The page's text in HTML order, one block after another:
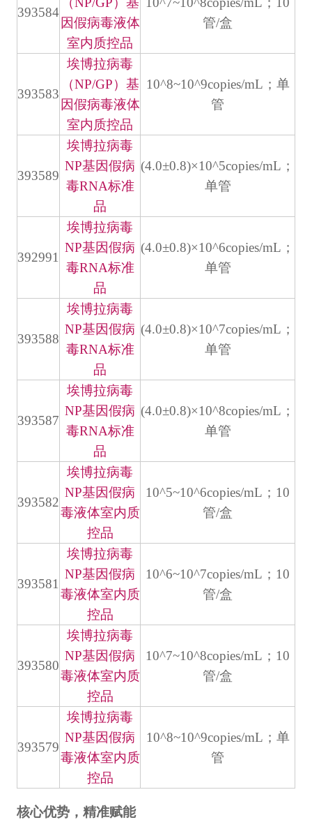
393584
因假病毒液体
室内质控品
管/盒
393583
埃博拉病毒
（NP/GP）基
因假病毒液体
室内质控品
10^8~10^9copies/mL；单
管
393589
埃博拉病毒
NP基因假病
毒RNA标准
品
(4.0±0.8)×10^5copies/mL；
单管
392991
埃博拉病毒
NP基因假病
毒RNA标准
品
(4.0±0.8)×10^6copies/mL；
单管
393588
埃博拉病毒
NP基因假病
毒RNA标准
品
(4.0±0.8)×10^7copies/mL；
单管
393587
埃博拉病毒
NP基因假病
毒RNA标准
品
(4.0±0.8)×10^8copies/mL；
单管
393582
埃博拉病毒
NP基因假病
毒液体室内质
控品
10^5~10^6copies/mL；10
管/盒
393581
埃博拉病毒
NP基因假病
毒液体室内质
控品
10^6~10^7copies/mL；10
管/盒
393580
埃博拉病毒
NP基因假病
毒液体室内质
控品
10^7~10^8copies/mL；10
管/盒
393579
埃博拉病毒
NP基因假病
毒液体室内质
控品
10^8~10^9copies/mL；单
管
核心优势，精准赋能